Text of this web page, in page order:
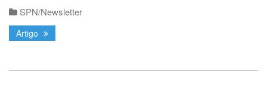
SPN/Newsletter
Artigo